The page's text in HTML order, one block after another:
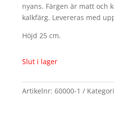
nyans. Färgen är matt och
kalkfärg. Levereras med
Höjd 25 cm.
Slut i lager
Artikelnr: 60000-1